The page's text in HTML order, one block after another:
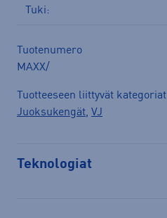
Tuki:
Tuotenumero
MAXX/
Tuotteeseen liittyvät kategoriat
Juoksukengät, VJ
Teknologiat